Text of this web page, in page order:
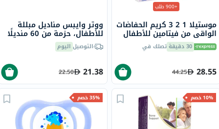
+900 طلب
موستيلا 1 2 3 كريم الحفاضات
الواقي من فيتامين للأطفال
50 مل 30 دقيقة تصلك في
28.55
44.25
ووتر وايبس مناديل مبللة
للأطفال، حزمة من 60 منديلًا
مبللة بدون رائحة، خالية من
البلاستيك
التوصيل اليوم
21.38
22.50
10% خصم 35% خصم